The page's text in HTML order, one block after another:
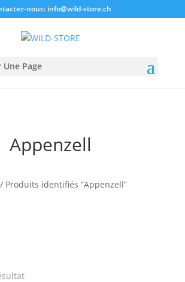
nous: info@wild-store.ch
Page
Appenzell
/ Produits identifiés “Appenzell”